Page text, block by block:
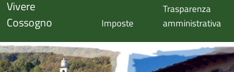
Vivere
Cossogno
Imposte
Trasparenza
amministrativa